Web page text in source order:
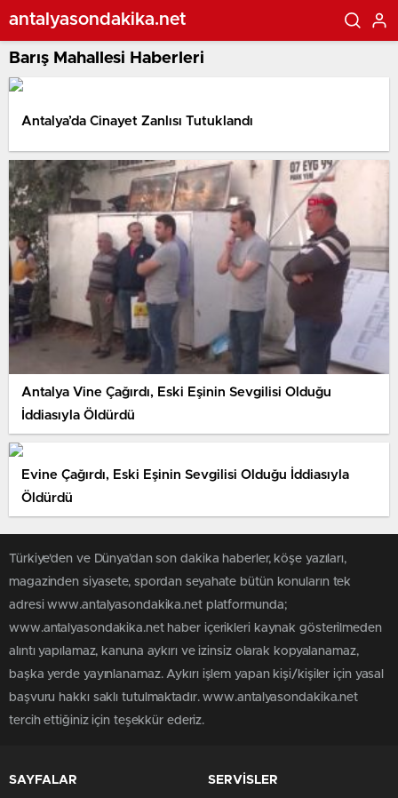
antalyasondakika.net
Barış Mahallesi Haberleri
Antalya’da Cinayet Zanlısı Tutuklandı
Antalya Vine Çağırdı, Eski Eşinin Sevgilisi Olduğu
İddiasıyla Öldürdü
Evine Çağırdı, Eski Eşinin Sevgilisi Olduğu İddiasıyla
Öldürdü
Türkiye'den ve Dünya’dan son dakika haberler, köşe yazıları,
magazinden siyasete, spordan seyahate bütün konuların tek
adresi www.antalyasondakika.net platformunda;
www.antalyasondakika.net haber içerikleri kaynak gösterilmeden
alıntı yapılamaz, kanuna aykırı ve izinsiz olarak kopyalanamaz,
başka yerde yayınlanamaz. Aykırı işlem yapan kişi/kişiler için yasal
başvuru hakkı saklı tutulmaktadır. www.antalyasondakika.net
tercih ettiğiniz için teşekkür ederiz.
SAYFALAR SERVİSLER